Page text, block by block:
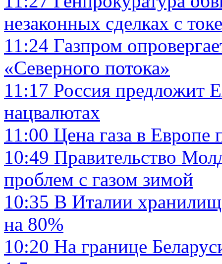
незаконных сделках с
11:24 Газпром
«Северного потока»
11:17 Россия предложит
нацвалютах
11:00 Цена газа в Европе
10:49 Правительство
проблем с газом зимой
10:35 В Италии
на 80%
10:20 На границе